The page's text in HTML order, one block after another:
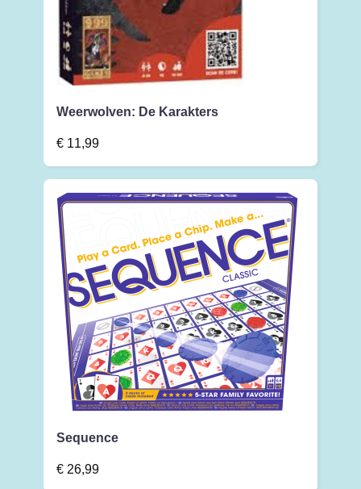
Weerwolven: De Karakters
€ 11,99
Sequence
€ 26,99